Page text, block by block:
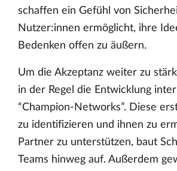
schaffen ein Gefühl von
Nutzer:innen ermöglicht, ihre
Bedenken offen zu äußern.
Um die Akzeptanz weiter zu
in der Regel die Entwicklung
“Champion-Networks”. Diese
zu identifizieren und ihnen zu
Partner zu unterstützen, baut
Teams hinweg auf. Außerdem